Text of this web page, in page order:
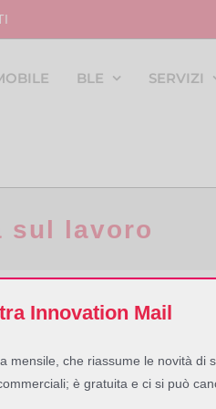
BLE SERVIZI
sul lavoro
Innovation Mail
mensile, che riassume le novità di
è gratuita e ci si può